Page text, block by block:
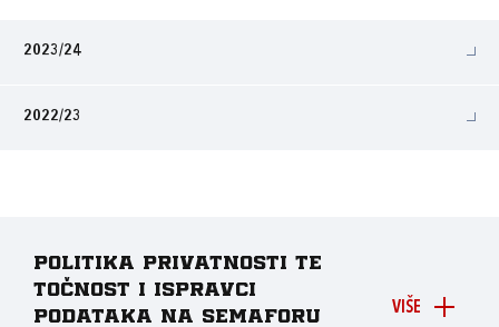
2023/24
2022/23
VIŠE
Politika privatnosti te
točnost i ispravci
podataka na Semaforu